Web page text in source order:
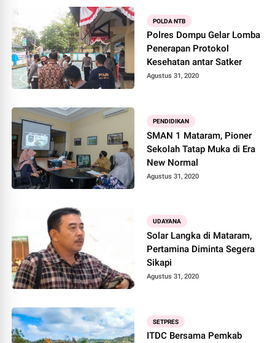
POLDA NTB
Polres Dompu Gelar Lomba
Penerapan Protokol
Kesehatan antar Satker
Agustus 31, 2020
PENDIDIKAN
SMAN 1 Mataram, Pioner
Sekolah Tatap Muka di Era
New Normal
Agustus 31, 2020
UDAYANA
Solar Langka di Mataram,
Pertamina Diminta Segera
Sikapi
Agustus 31, 2020
SETPRES
ITDC Bersama Pemkab